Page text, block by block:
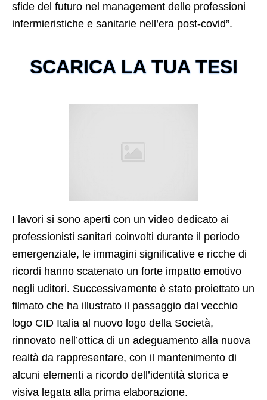
sfide del futuro nel management delle professioni
infermieristiche e sanitarie nell’era post-covid”.
SCARICA LA TUA TESI
I lavori si sono aperti con un video dedicato ai
professionisti sanitari coinvolti durante il periodo
emergenziale, le immagini significative e ricche di
ricordi hanno scatenato un forte impatto emotivo
negli uditori. Successivamente è stato proiettato un
filmato che ha illustrato il passaggio dal vecchio
logo CID Italia al nuovo logo della Società,
rinnovato nell’ottica di un adeguamento alla nuova
realtà da rappresentare, con il mantenimento di
alcuni elementi a ricordo dell’identità storica e
visiva legata alla prima elaborazione.